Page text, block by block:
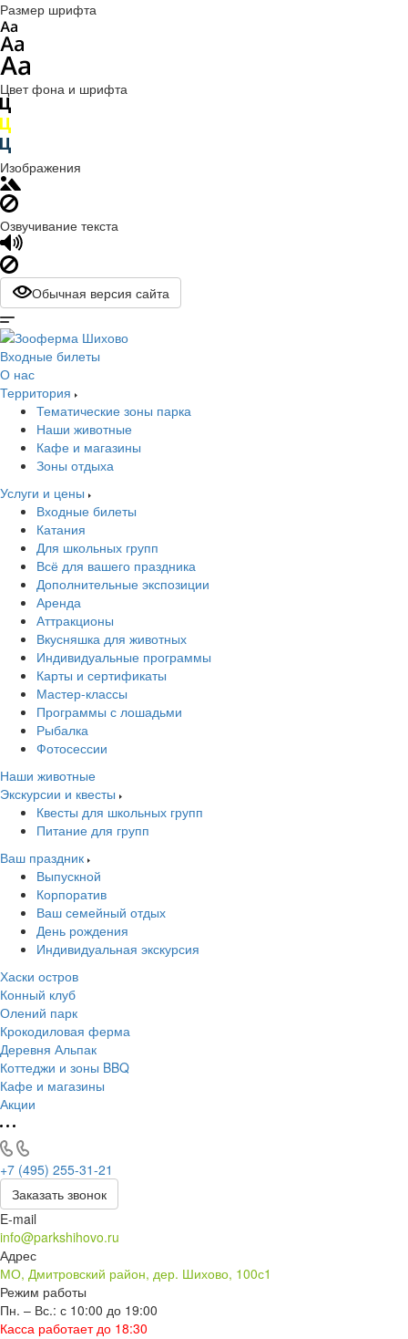
Размер шрифта
Цвет фона и шрифта
Изображения
Озвучивание текста
Обычная версия сайта
Входные билеты
О нас
Территория
Тематические зоны парка
Наши животные
Кафе и магазины
Зоны отдыха
Услуги и цены
Входные билеты
Катания
Для школьных групп
Всё для вашего праздника
Дополнительные экспозиции
Аренда
Аттракционы
Вкусняшка для животных
Индивидуальные программы
Карты и сертификаты
Мастер-классы
Программы с лошадьми
Рыбалка
Фотосессии
Наши животные
Экскурсии и квесты
Квесты для школьных групп
Питание для групп
Ваш праздник
Выпускной
Корпоратив
Ваш семейный отдых
День рождения
Индивидуальная экскурсия
Хаски остров
Конный клуб
Олений парк
Крокодиловая ферма
Деревня Альпак
Коттеджи и зоны BBQ
Кафе и магазины
Акции
+7 (495) 255-31-21
Заказать звонок
E-mail
info@parkshihovo.ru
Адрес
МО, Дмитровский район, дер. Шихово, 100с1
Режим работы
Пн. – Вс.: с 10:00 до 19:00
Касса работает до 18:30